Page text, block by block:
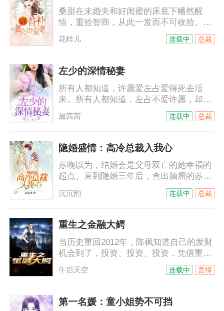
桑甜在未婚夫和好闺蜜的床底下幡然醒
悟，重拾智商，从此一发而不可收拾。渣
男：“小甜，快准备寿礼去给我爸贺
寿。”“不好意思，现在董事长是我，该进
目能不能交给我主持？”“你不是清纯的恋
爱都没谈过吗，想都别想！”她啪啪撕下渣
男女的假脸，转身对上一双墨瞳：“打脸太
爽别忘了自己是什么身份！”“什么身
份？”栾城言轻揽纤腰，脸不红心不
跳：“问问你肚子里的小太子爷～”
花样儿 总裁
连载中
左少的深情秘妻
所有人都知道，许愿爱左占爱得死去活
来。所有人都知道，左占不爱许愿，却深
爱另一个女人。直到几年后，失踪的许愿
高调归来。左占：许愿，我们还没离婚，
你是不是忘记，当年我们结婚领的是假证
了？
黛茜茜 总裁
连载中
隐婚盛情：高冷总裁入我心
苏晚以为，结婚会是父母双亡的她幸福的
起点。直到隐婚三年后，查出脑瘤的苏晚
终于学会放手了。“陆禹凛，我们离婚
吧。”面对她的反常，陆禹凛以为她在欲擒
一切手段不就是想成为真正的陆夫人么？
如今我成全你！”……隐婚曝光后，苏晚病
情严重，在她放手前，意外发现自己怀
孕。或许……连老天都想让她的墓碑上刻
上陆禹凛妻子苏晚之墓吧。
沉沉韵 总裁
连载中
重生之金融大鳄
当历史重回2012年，陈枫知道自己的发财
机会到了，投资、投资、投资，凭借重生
者的优势，一步步走向世界首富。
午后天空 言情
连载中
第一名媛：童小姐势不可挡